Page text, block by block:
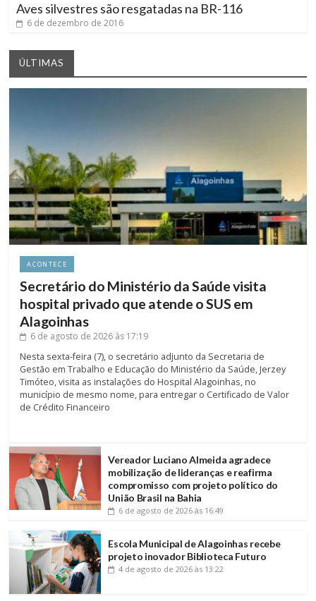
Aves silvestres são resgatadas na BR-116
6 de dezembro de 2016
ÚLTIMAS
ACONTECE
Secretário do Ministério da Saúde visita
hospital privado que atende o SUS em
Alagoinhas
6 de agosto de 2026 às 17:19
Nesta sexta-feira (7), o secretário adjunto da Secretaria de
Gestão em Trabalho e Educação do Ministério da Saúde, Jerzey
Timóteo, visita as instalações do Hospital Alagoinhas, no
município de mesmo nome, para entregar o Certificado de Valor
de Crédito Financeiro
Vereador Luciano Almeida agradece
mobilização de lideranças e reafirma
compromisso com projeto político do
União Brasil na Bahia
6 de agosto de 2026 às 16:49
Escola Municipal de Alagoinhas recebe
projeto inovador Biblioteca Futuro
4 de agosto de 2026 às 13:22